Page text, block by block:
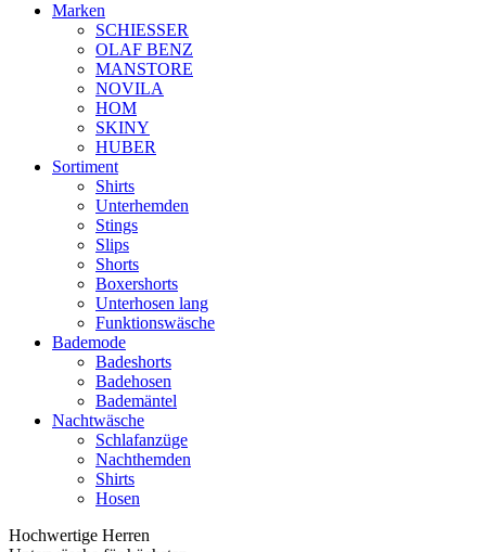
Marken
SCHIESSER
OLAF BENZ
MANSTORE
NOVILA
HOM
SKINY
HUBER
Sortiment
Shirts
Unterhemden
Stings
Slips
Shorts
Boxershorts
Unterhosen lang
Funktionswäsche
Bademode
Badeshorts
Badehosen
Bademäntel
Nachtwäsche
Schlafanzüge
Nachthemden
Shirts
Hosen
Hochwertige Herren